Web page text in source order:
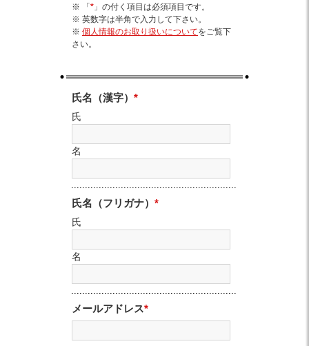
FacebookTwitterInstagram
※ 「 * 」の付く項目は必須項目です。
※ 英数字は半角で入力して下さい。
※ 個人情報のお取り扱いについてをご覧下
さい。
氏名（漢字） *
氏
名
氏名（フリガナ） *
氏
名
メールアドレス*